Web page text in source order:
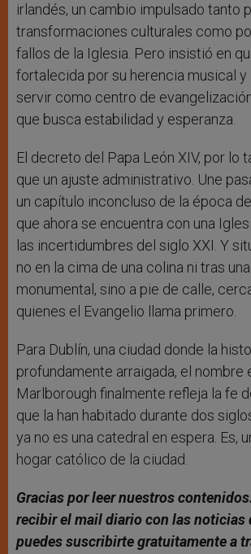
irlandés, un cambio impulsado tanto
transformaciones culturales como
fallos de la Iglesia. Pero insistió en
fortalecida por su herencia musical y
servir como centro de
que busca estabilidad y esperanza.
El decreto del Papa León XIV, por lo
que un ajuste administrativo. Une
un capítulo inconcluso de la época
que ahora se encuentra con una
las incertidumbres del siglo XXI. Y
no en la cima de una colina ni tras
monumental, sino a pie de calle,
quienes el Evangelio llama primero.
Para Dublín, una ciudad donde la
profundamente arraigada, el nombre
Marlborough finalmente refleja la fe
que la han habitado durante dos
ya no es una catedral en espera. Es,
hogar católico de la ciudad.
Gracias por leer nuestros
recibir el mail diario con las noticias
puedes suscribirte gratuitamente a